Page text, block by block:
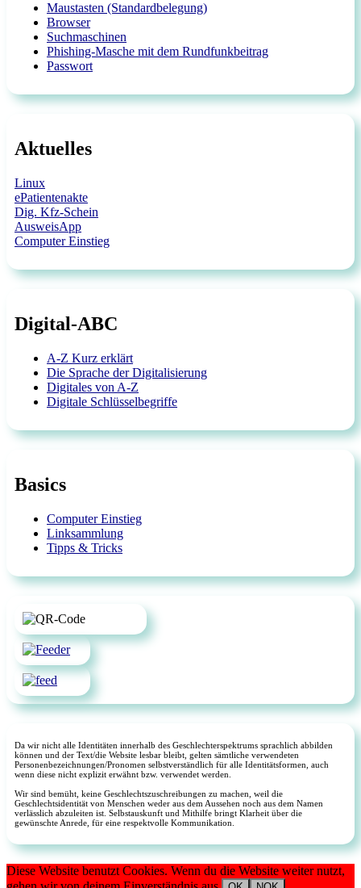
Maustasten (Standardbelegung)
Browser
Suchmaschinen
Phishing-Masche mit dem Rundfunkbeitrag
Passwort
Aktuelles
Linux
ePatientenakte
Dig. Kfz-Schein
AusweisApp
Computer Einstieg
Digital-ABC
A-Z Kurz erklärt
Die Sprache der Digitalisierung
Digitales von A-Z
Digitale Schlüsselbegriffe
Basics
Computer Einstieg
Linksammlung
Tipps & Tricks
Da wir nicht alle Identitäten innerhalb des Geschlechterspektrums sprachlich abbilden
können und der Text/die Website lesbar bleibt, gelten sämtliche verwendeten
Personenbezeichnungen/Pronomen selbstverständlich für alle Identitätsformen, auch
wenn diese nicht explizit erwähnt bzw. verwendet werden.
Wir sind bemüht, keine Geschlechtszuschreibungen zu machen, weil die
Geschlechtsidentität von Menschen weder aus dem Aussehen noch aus dem Namen
verlässlich abzuleiten ist. Selbstauskunft und Mithilfe bringt Klarheit über die
gewünschte Anrede, für eine respektvolle Kommunikation.
Diese Website benutzt Cookies. Wenn du die Website weiter nutzt,